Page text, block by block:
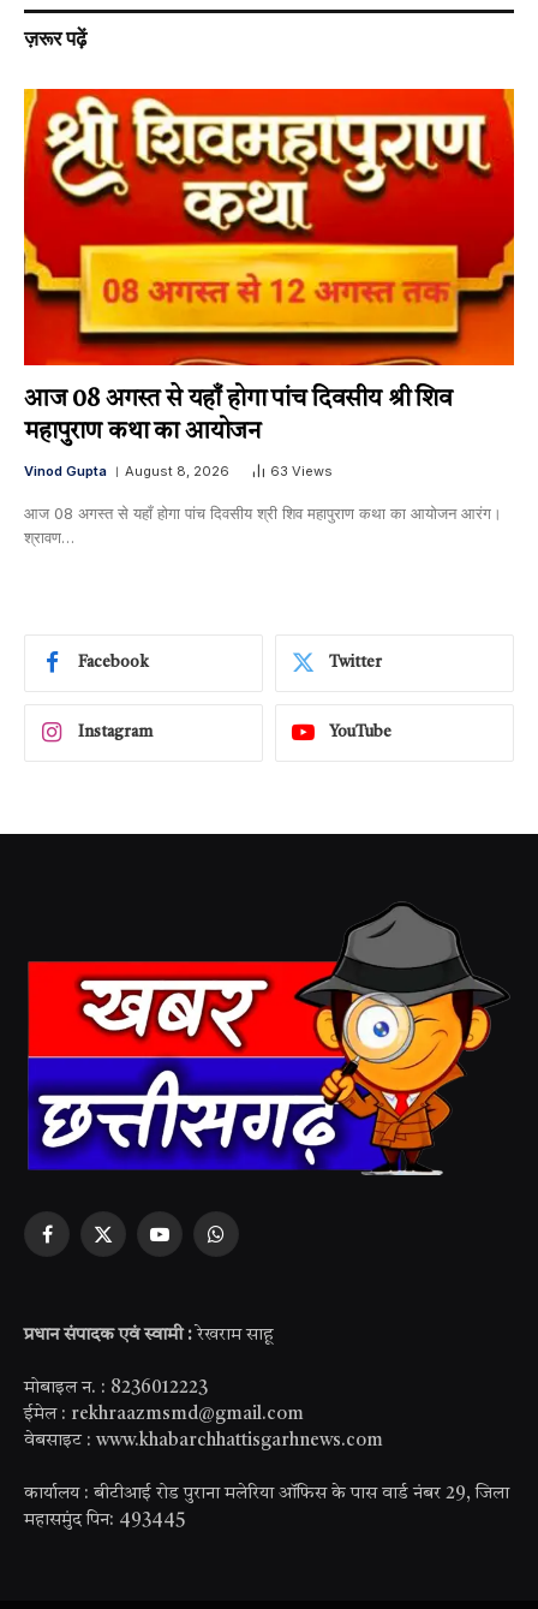
ज़रूर पढ़ें
आज 08 अगस्त से यहाँ होगा पांच दिवसीय श्री शिव
महापुराण कथा का आयोजन
Vinod Gupta August 8, 2026 63 Views
आज 08 अगस्त से यहाँ होगा पांच दिवसीय श्री शिव महापुराण कथा का आयोजन आरंग।
श्रावण…
Facebook Twitter
Instagram YouTube
Facebook
X
YouTubeWhatsApp
प्रधान संपादक एवं स्वामी : रेखराम साहू
मोबाइल न. : 8236012223
ईमेल : rekhraazmsmd@gmail.com
वेबसाइट : www.khabarchhattisgarhnews.com
कार्यालय : बीटीआई रोड पुराना मलेरिया ऑफिस के पास वार्ड नंबर 29, जिला
महासमुंद पिन: 493445